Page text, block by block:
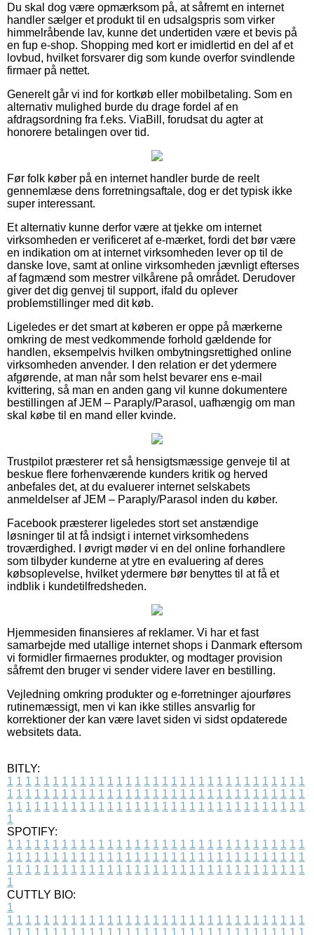
Du skal dog være opmærksom på, at såfremt en internet
handler sælger et produkt til en udsalgspris som virker
himmelråbende lav, kunne det undertiden være et bevis på
en fup e-shop. Shopping med kort er imidlertid en del af et
lovbud, hvilket forsvarer dig som kunde overfor svindlende
firmaer på nettet.
Generelt går vi ind for kortkøb eller mobilbetaling. Som en
alternativ mulighed burde du drage fordel af en
afdragsordning fra f.eks. ViaBill, forudsat du agter at
honorere betalingen over tid.
Før folk køber på en internet handler burde de reelt
gennemlæse dens forretningsaftale, dog er det typisk ikke
super interessant.
Et alternativ kunne derfor være at tjekke om internet
virksomheden er verificeret af e-mærket, fordi det bør være
en indikation om at internet virksomheden lever op til de
danske love, samt at online virksomheden jævnligt efterses
af fagmænd som mestrer vilkårene på området. Derudover
giver det dig genvej til support, ifald du oplever
problemstillinger med dit køb.
Ligeledes er det smart at køberen er oppe på mærkerne
omkring de mest vedkommende forhold gældende for
handlen, eksempelvis hvilken ombytningsrettighed online
virksomheden anvender. I den relation er det ydermere
afgørende, at man når som helst bevarer ens e-mail
kvittering, så man en anden gang vil kunne dokumentere
bestillingen af JEM – Paraply/Parasol, uafhængig om man
skal købe til en mand eller kvinde.
Trustpilot præsterer ret så hensigtsmæssige genveje til at
beskue flere forhenværende kunders kritik og herved
anbefales det, at du evaluerer internet selskabets
anmeldelser af JEM – Paraply/Parasol inden du køber.
Facebook præsterer ligeledes stort set anstændige
løsninger til at få indsigt i internet virksomhedens
troværdighed. I øvrigt møder vi en del online forhandlere
som tilbyder kunderne at ytre en evaluering af deres
købsoplevelse, hvilket ydermere bør benyttes til at få et
indblik i kundetilfredsheden.
Hjemmesiden finansieres af reklamer. Vi har et fast
samarbejde med utallige internet shops i Danmark eftersom
vi formidler firmaernes produkter, og modtager provision
såfremt den bruger vi sender videre laver en bestilling.
Vejledning omkring produkter og e-forretninger ajourføres
rutinemæssigt, men vi kan ikke stilles ansvarlig for
korrektioner der kan være lavet siden vi sidst opdaterede
websitets data.
BITLY:
1 1 1 1 1 1 1 1 1 1 1 1 1 1 1 1 1 1 1 1 1 1 1 1 1 1 1 1 1 1 1 1 1
1 1 1 1 1 1 1 1 1 1 1 1 1 1 1 1 1 1 1 1 1 1 1 1 1 1 1 1 1 1 1 1 1
1 1 1 1 1 1 1 1 1 1 1 1 1 1 1 1 1 1 1 1 1 1 1 1 1 1 1 1 1 1 1 1 1
1
SPOTIFY:
1 1 1 1 1 1 1 1 1 1 1 1 1 1 1 1 1 1 1 1 1 1 1 1 1 1 1 1 1 1 1 1 1
1 1 1 1 1 1 1 1 1 1 1 1 1 1 1 1 1 1 1 1 1 1 1 1 1 1 1 1 1 1 1 1 1
1 1 1 1 1 1 1 1 1 1 1 1 1 1 1 1 1 1 1 1 1 1 1 1 1 1 1 1 1 1 1 1 1
1
CUTTLY BIO:
1
1 1 1 1 1 1 1 1 1 1 1 1 1 1 1 1 1 1 1 1 1 1 1 1 1 1 1 1 1 1 1 1 1
1 1 1 1 1 1 1 1 1 1 1 1 1 1 1 1 1 1 1 1 1 1 1 1 1 1 1 1 1 1 1 1 1